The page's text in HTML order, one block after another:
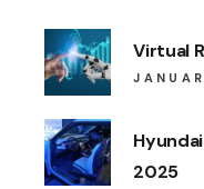
Virtual
2025